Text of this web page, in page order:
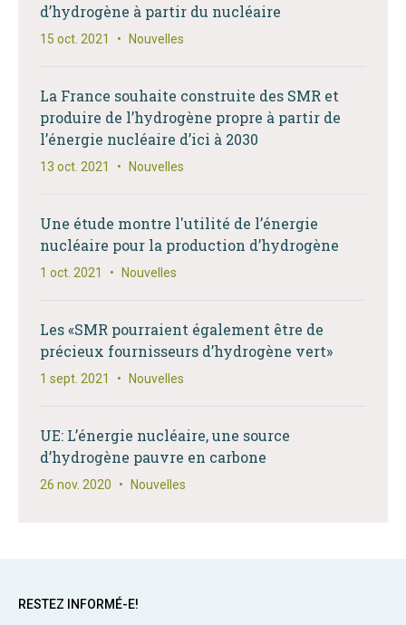
d’hydrogène à partir du nucléaire
15 oct. 2021 • Nouvelles
La France souhaite construite des SMR et
produire de l’hydrogène propre à partir de
l’énergie nucléaire d’ici à 2030
13 oct. 2021 • Nouvelles
Une étude montre l'utilité de l’énergie
nucléaire pour la production d’hydrogène
1 oct. 2021 • Nouvelles
Les «SMR pourraient également être de
précieux fournisseurs d’hydrogène vert»
1 sept. 2021 • Nouvelles
UE: L’énergie nucléaire, une source
d’hydrogène pauvre en carbone
26 nov. 2020 • Nouvelles
RESTEZ INFORMÉ-E!